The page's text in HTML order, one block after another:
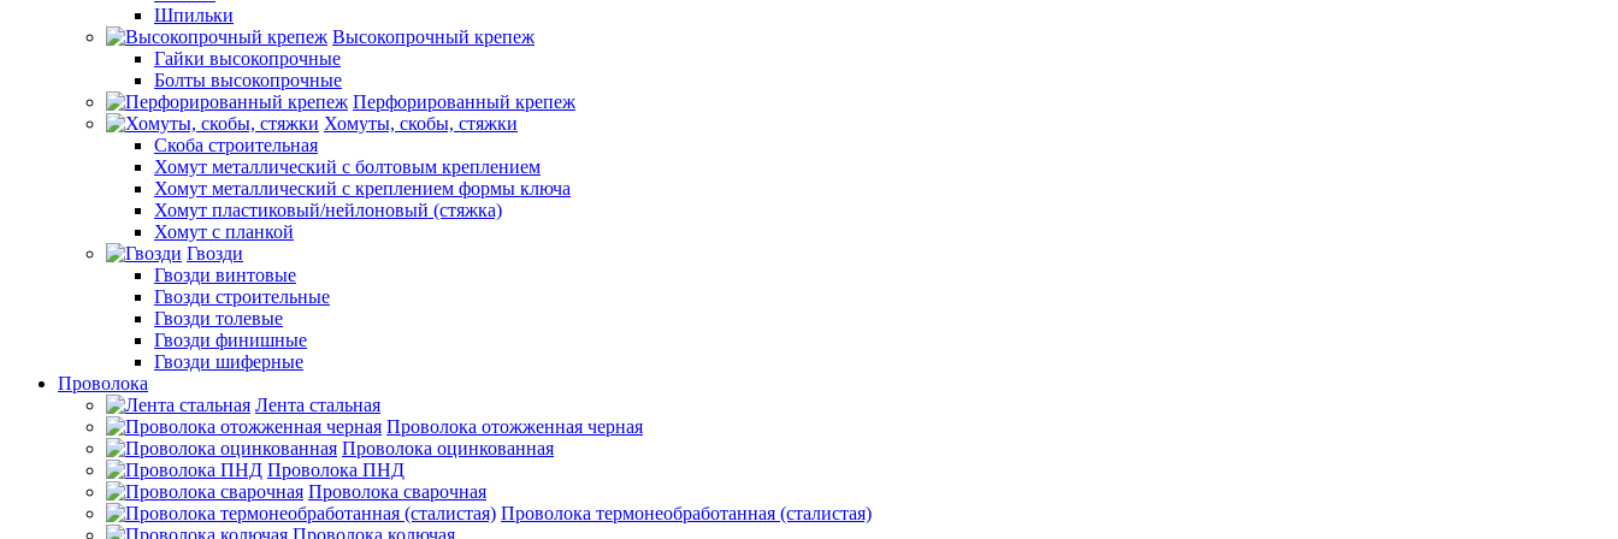
Шпильки
Высокопрочный крепеж
Гайки высокопрочные
Болты высокопрочные
Перфорированный крепеж
Хомуты, скобы, стяжки
Скоба строительная
Хомут металлический с болтовым креплением
Хомут металлический с креплением формы ключа
Хомут пластиковый/нейлоновый (стяжка)
Хомут с планкой
Гвозди
Гвозди винтовые
Гвозди строительные
Гвозди толевые
Гвозди финишные
Гвозди шиферные
Проволока
Лента стальная
Проволока отожженная черная
Проволока оцинкованная
Проволока ПНД
Проволока сварочная
Проволока термонеобработанная (сталистая)
Проволока колючая